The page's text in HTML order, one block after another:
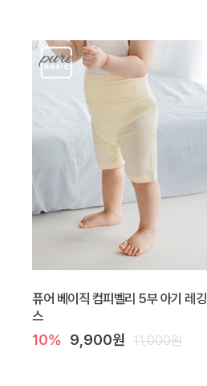
퓨어 베이직 컴피벨리 5부 아기 레깅
스
10% 9,900원 11,000원